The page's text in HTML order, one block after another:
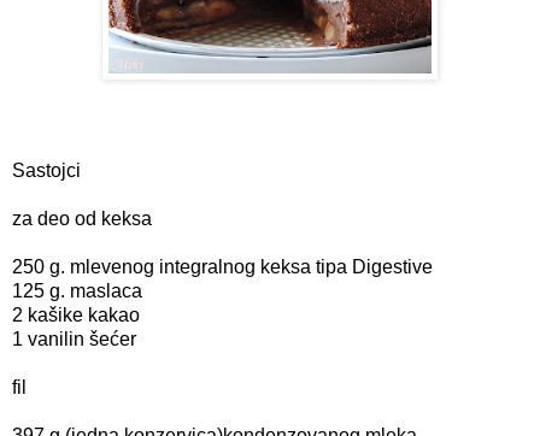
Sastojci
za deo od keksa
250 g. mlevenog integralnog keksa tipa Digestive
125 g. maslaca
2 kašike kakao
1 vanilin šećer
fil